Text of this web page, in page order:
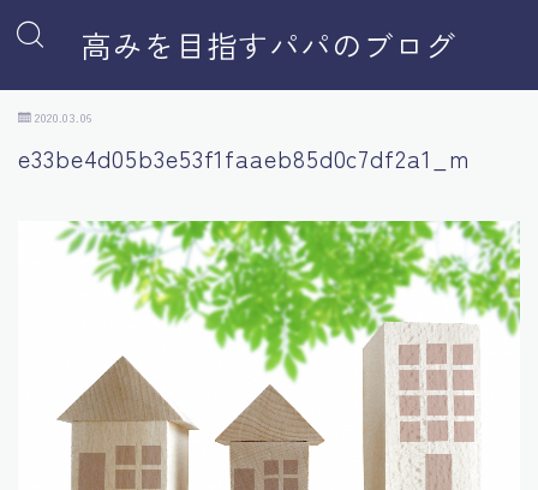
高みを目指すパパのブログ
2020.03.06
e33be4d05b3e53f1faaeb85d0c7df2a1_m